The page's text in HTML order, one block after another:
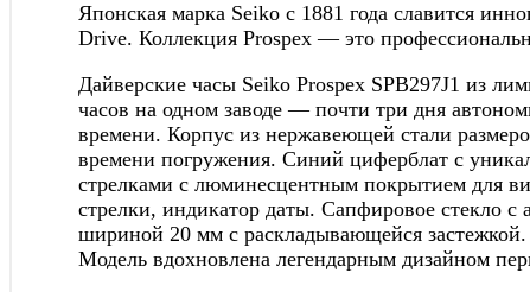
Японская марка Seiko с 1881 года славится
Drive. Коллекция Prospex — это
Дайверские часы Seiko Prospex SPB297J1 из
часов на одном заводе — почти три дня
времени. Корпус из нержавеющей стали
времени погружения. Синий циферблат с
стрелками с люминесцентным покрытием для
стрелки, индикатор даты. Сапфировое стекло
шириной 20 мм с раскладывающейся застежкой.
Модель вдохновлена легендарным дизайном